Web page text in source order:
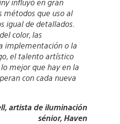
influyó en gran
métodos que uso al
igual de detallados.
color, las
implementación o la
el talento artístico
mejor que hay en la
con cada nueva
artista de iluminación
sénior, Haven